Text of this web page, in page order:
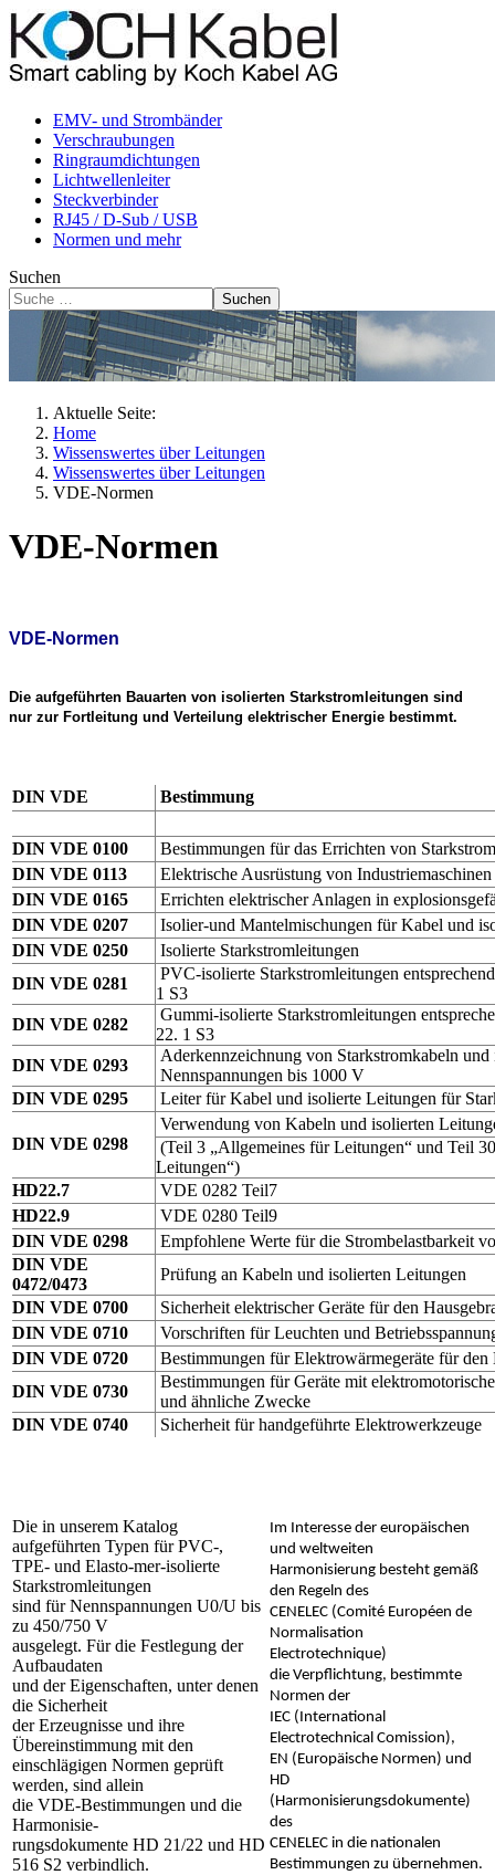
EMV- und Strombänder
Verschraubungen
Ringraumdichtungen
Lichtwellenleiter
Steckverbinder
RJ45 / D-Sub / USB
Normen und mehr
Suchen
Suchen
Aktuelle Seite:
Home
Wissenswertes über Leitungen
Wissenswertes über Leitungen
VDE-Normen
VDE-Normen
VDE-Normen
Die aufgeführten Bauarten von isolierten Starkstromleitungen sind
nur zur Fortleitung und Verteilung elektrischer Energie bestimmt.
DIN VDE Bestimmung
DIN VDE 0100
Bestimmungen für das Errichten von
DIN VDE 0113
Elektrische Ausrüstung von Industriemaschinen
DIN VDE 0165
Errichten elektrischer Anlagen in
DIN VDE 0207
Isolier-und Mantelmischungen für Kabel und
DIN VDE 0250
Isolierte Starkstromleitungen
DIN VDE 0281
PVC-isolierte Starkstromleitungen
1 S3
DIN VDE 0282
Gummi-isolierte Starkstromleitungen
22. 1 S3
DIN VDE 0293
Aderkennzeichnung von Starkstromkabeln
Nennspannungen bis 1000 V
DIN VDE 0295
Leiter für Kabel und isolierte Leitungen für
DIN VDE 0298
Verwendung von Kabeln und isolierten
(Teil 3 „Allgemeines für Leitungen“ und Teil
Leitungen“)
HD22.7
VDE 0282 Teil7
HD22.9
VDE 0280 Teil9
DIN VDE 0298
Empfohlene Werte für die Strombelastbarkeit
DIN VDE
0472/0473
Prüfung an Kabeln und isolierten Leitungen
DIN VDE 0700
Sicherheit elektrischer Geräte für den
DIN VDE 0710
Vorschriften für Leuchten und
DIN VDE 0720
Bestimmungen für Elektrowärmegeräte für
DIN VDE 0730
Bestimmungen für Geräte mit
und ähnliche Zwecke
DIN VDE 0740
Sicherheit für handgeführte Elektrowerkzeuge
Die in unserem Katalog
aufgeführten Typen für PVC-,
TPE- und Elasto-mer-isolierte
Starkstromleitungen
sind für Nennspannungen U0/U bis
zu 450/750 V
ausgelegt. Für die Festlegung der
Aufbaudaten
und der Eigenschaften, unter denen
die Sicherheit
der Erzeugnisse und ihre
Übereinstimmung mit den
einschlägigen Normen geprüft
werden, sind allein
die VDE-Bestimmungen und die
Harmonisie-
rungsdokumente HD 21/22 und HD
516 S2 verbindlich.
Im Interesse der europäischen
und weltweiten
Harmonisierung besteht gemäß
den Regeln des
CENELEC (Comité Européen de
Normalisation
Electrotechnique)
die Verpflichtung, bestimmte
Normen der
IEC (International
Electrotechnical Comission),
EN (Europäische Normen) und
HD
(Harmonisierungsdokumente)
des
CENELEC in die nationalen
Bestimmungen zu übernehmen.